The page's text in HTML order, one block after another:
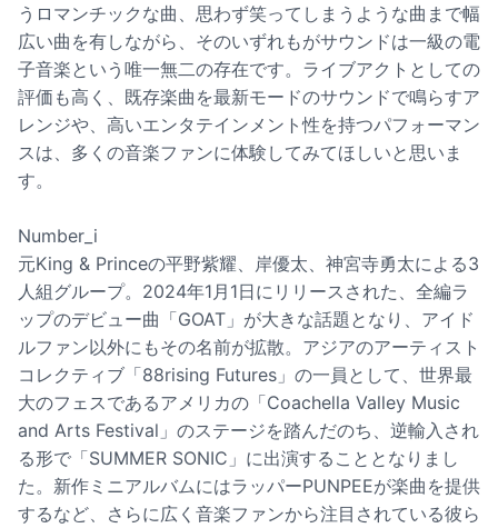
うロマンチックな曲、思わず笑ってしまうような曲まで幅
広い曲を有しながら、そのいずれもがサウンドは一級の電
子音楽という唯一無二の存在です。ライブアクトとしての
評価も高く、既存楽曲を最新モードのサウンドで鳴らすア
レンジや、高いエンタテインメント性を持つパフォーマン
スは、多くの音楽ファンに体験してみてほしいと思いま
す。
Number_i
元King & Princeの平野紫耀、岸優太、神宮寺勇太による3
人組グループ。2024年1月1日にリリースされた、全編ラ
ップのデビュー曲「GOAT」が大きな話題となり、アイド
ルファン以外にもその名前が拡散。アジアのアーティスト
コレクティブ「88rising Futures」の一員として、世界最
大のフェスであるアメリカの「Coachella Valley Music
and Arts Festival」のステージを踏んだのち、逆輸入され
る形で「SUMMER SONIC」に出演することとなりまし
た。新作ミニアルバムにはラッパーPUNPEEが楽曲を提供
するなど、さらに広く音楽ファンから注目されている彼ら